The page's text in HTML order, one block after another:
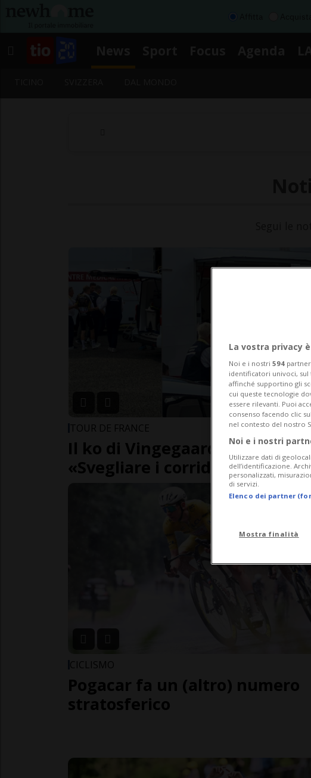
TOUR DE FRANCE
Il ko di Vingegaard fa
«Svegliare i corridori alle 2 è
CICLISMO
Pogacar fa un (altro) numero
stratosferico
La vostra privacy
Noi e i nostri 594
identificatori univoci,
affinché supportino gli
cui queste tecnologie
essere rilevanti. Puoi
consenso facendo clic
nel contesto del nostro
Noi e i nostri
Utilizzare dati di
dell’identificazione.
personalizzati,
di servizi.
Elenco dei partner
Mostra finalità